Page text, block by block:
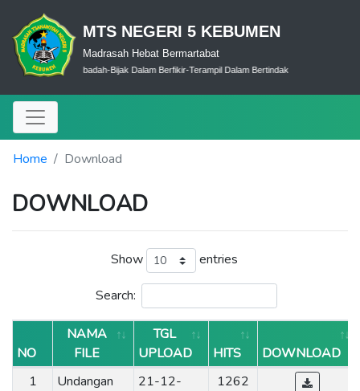
MTS NEGERI 5 KEBUMEN
Madrasah Hebat Bermartabat
Cerdas Dalam Ibadah-Bijak Dalam Berfikir-Terampil Dalam Bertindak
Home Download
DOWNLOAD
Show entries
Search:
NO
NAMA
FILE
TGL
UPLOAD
HITS
DOWNLOAD
1
Undangan
21-12-
1262